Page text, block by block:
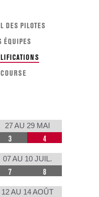
DES PILOTES
ÉQUIPES
27 AU 29 MAI
3 4
07 AU 10 JUIL.
7 8
12 AU 14 AOÛT